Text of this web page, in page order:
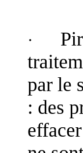
·
par le
: des